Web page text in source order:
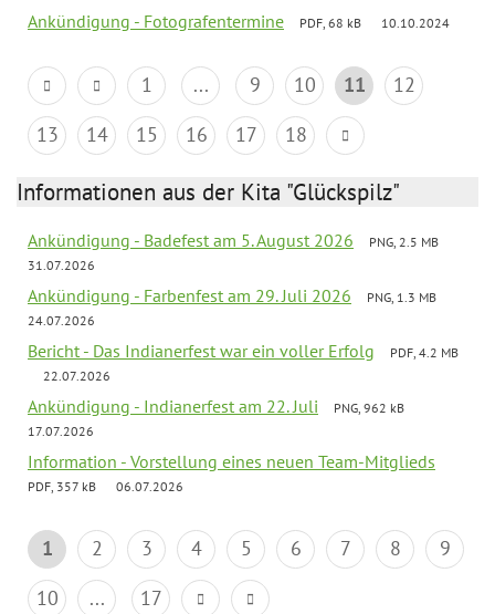
Ankündigung - Fotografentermine PDF, 68 kB 10.10.2024
1 ... 9 10 11
12
13
14 15 16 17 18
Informationen aus der Kita "Glückspilz"
Ankündigung - Badefest am 5. August 2026
PNG, 2.5 MB
31.07.2026
Ankündigung - Farbenfest am 29. Juli 2026
PNG, 1.3 MB
24.07.2026
Bericht - Das Indianerfest war ein voller Erfolg
PDF, 4.2 MB
22.07.2026
Ankündigung - Indianerfest am 22. Juli
PNG, 962 kB
17.07.2026
Information - Vorstellung eines neuen Team-Mitglieds
PDF, 357 kB 06.07.2026
1 2 3 4 5 6 7 8
9
10
... 17